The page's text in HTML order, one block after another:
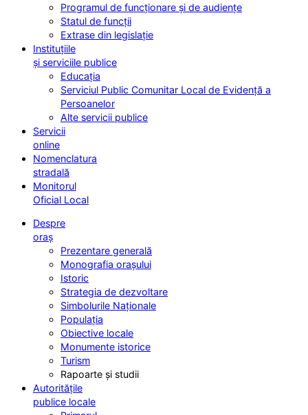
Programul de funcționare și de audiențe
Statul de funcții
Extrase din legislație
Instituțiile
și serviciile publice
Educația
Serviciul Public Comunitar Local de Evidență a
Persoanelor
Alte servicii publice
Servicii
online
Nomenclatura
stradală
Monitorul
Oficial Local
Despre
oraș
Prezentare generală
Monografia orașului
Istoric
Strategia de dezvoltare
Simbolurile Naționale
Populația
Obiective locale
Monumente istorice
Turism
Rapoarte și studii
Autoritățile
publice locale